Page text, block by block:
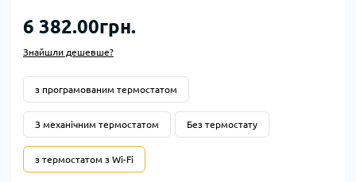
6 382.00грн.
Знайшли дешевше?
з програмованим термостатом
З механічним термостатом Без термостату
з термостатом з Wi-Fi